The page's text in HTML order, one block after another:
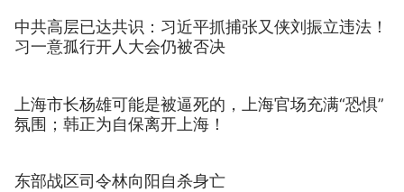
中共高层已达共识：习近平抓捕张又侠刘振立违法！
习一意孤行开人大会仍被否决
上海市长杨雄可能是被逼死的，上海官场充满“恐惧”
氛围；韩正为自保离开上海！
东部战区司令林向阳自杀身亡